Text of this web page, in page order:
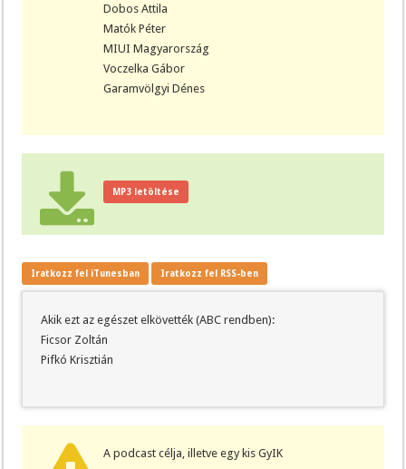
Dobos Attila
Matók Péter
MIUI Magyarország
Voczelka Gábor
Garamvölgyi Dénes
MP3 letöltése
Iratkozz fel iTunesban Iratkozz fel RSS-ben
Akik ezt az egészet elkövették (ABC rendben):
Ficsor Zoltán
Pifkó Krisztián
A podcast célja, illetve egy kis GyIK